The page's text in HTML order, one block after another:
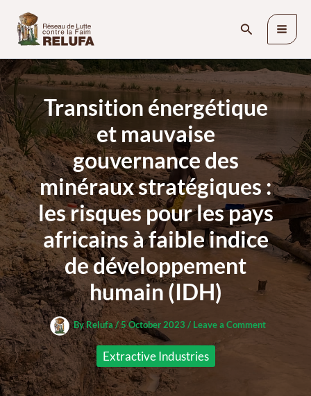
content
Search
Transition énergétique
et mauvaise
gouvernance des
minéraux stratégiques :
les risques pour les pays
africains à faible indice
de développement
humain (IDH)
ByRelufa/5 October 2023 / Leave a Comment
Extractive Industries